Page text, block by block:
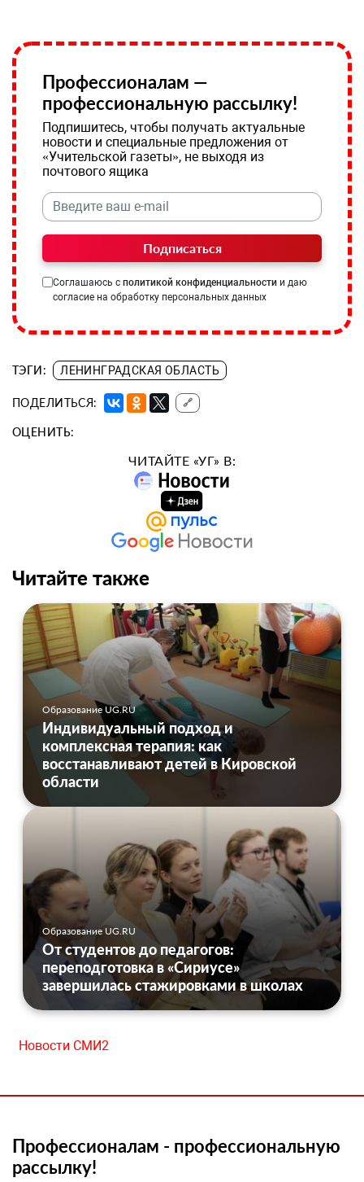
Профессионалам —
профессиональную рассылку!
Подпишитесь, чтобы получать актуальные
новости и специальные предложения от
«Учительской газеты», не выходя из
почтового ящика
Подписаться
Соглашаюсь с политикой конфиденциальности и даю
согласие на обработку персональных данных
ТЭГИ: ЛЕНИНГРАДСКАЯ ОБЛАСТЬ
ПОДЕЛИТЬСЯ: 🔗
ОЦЕНИТЬ:
ЧИТАЙТЕ «УГ» В:
Читайте также
Образование UG.RU
Индивидуальный подход и
комплексная терапия: как
восстанавливают детей в Кировской
области
Образование UG.RU
От студентов до педагогов:
переподготовка в «Сириусе»
завершилась стажировками в школах
Новости СМИ2
Профессионалам - профессиональную
рассылку!